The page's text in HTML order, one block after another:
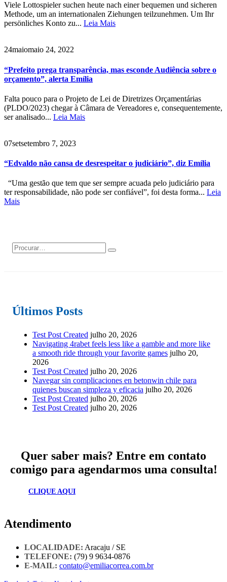
Viele Lottospieler suchen heute nach einer bequemen und sicheren
Methode, um an internationalen Ziehungen teilzunehmen. Um Ihr
persönliches Konto zu... Leia Mais
24maiomaio 24, 2022
“Prefeito prega transparência, mas esconde Audiência sobre o
orçamento”, alerta Emília
Falta pouco para o Projeto de Lei de Diretrizes Orçamentárias
(PLDO/2023) chegar à Câmara de Vereadores e, consequentemente,
ser analisado... Leia Mais
07setsetembro 7, 2023
“Edvaldo não cansa de desrespeitar o judiciário”, diz Emília
“Uma gestão que tem que ser sempre acuada pelo judiciário para
ter responsabilidade, não pode ser confiável”, foi desta forma... Leia
Mais
Últimos Posts
Test Post Created julho 20, 2026
Navigating 4rabet feels less like a gamble and more like
a smooth ride through your favorite games julho 20,
2026
Test Post Created julho 20, 2026
Navegar sin complicaciones en betonwin chile para
quienes buscan simpleza y eficacia julho 20, 2026
Test Post Created julho 20, 2026
Test Post Created julho 20, 2026
Quer saber mais? Entre em contato
comigo para agendarmos uma consulta!
CLIQUE AQUI
Atendimento
LOCALIDADE: Aracaju / SE
TELEFONE: (79) 9 9634-0876
E-MAIL: contato@emiliacorrea.com.br